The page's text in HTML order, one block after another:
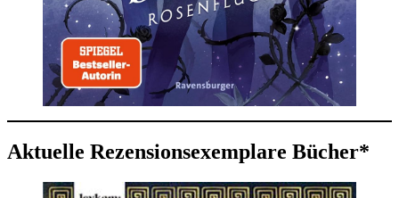
Aktuelle Rezensionsexemplare Bücher*